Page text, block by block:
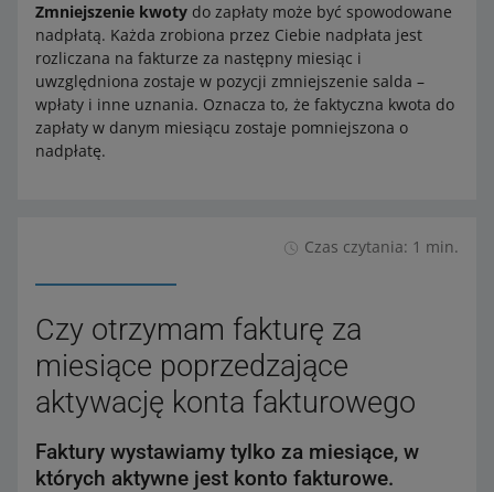
Zmniejszenie kwoty do zapłaty może być spowodowane
nadpłatą. Każda zrobiona przez Ciebie nadpłata jest
rozliczana na fakturze za następny miesiąc i
uwzględniona zostaje w pozycji zmniejszenie salda –
wpłaty i inne uznania. Oznacza to, że faktyczna kwota do
zapłaty w danym miesiącu zostaje pomniejszona o
nadpłatę.
Czas czytania: 1 min.
Czy otrzymam fakturę za
miesiące poprzedzające
aktywację konta fakturowego
Faktury wystawiamy tylko za miesiące, w
których aktywne jest konto fakturowe.